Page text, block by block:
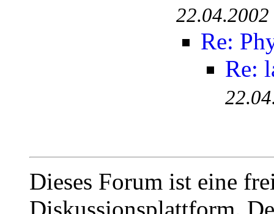
22.04.2002
Re:
Re:
Dieses Forum ist eine